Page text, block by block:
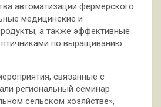
автоматизации фермерского
медицинские и
а также эффективные
птичниками по выращиванию
связанные с
региональный семинар
сельском хозяйстве»,